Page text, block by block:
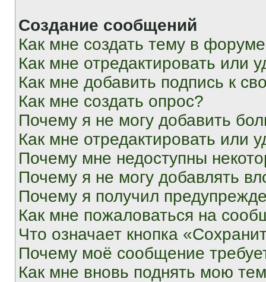
Создание сообщений
Как мне создать тему в
Как мне отредактировать или
Как мне добавить подпись к
Как мне создать опрос?
Почему я не могу добавить
Как мне отредактировать или
Почему мне недоступны
Почему я не могу добавлять
Почему я получил
Как мне пожаловаться на
Что означает кнопка
Почему моё сообщение
Как мне вновь поднять мою